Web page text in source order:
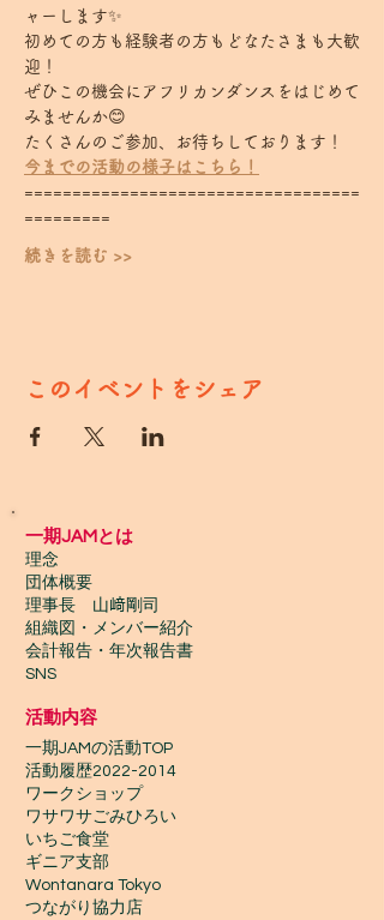
ャーします✨
初めての方も経験者の方もどなたさまも大歓
迎！
ぜひこの機会にアフリカンダンスをはじめて
みませんか😊
たくさんのご参加、お待ちしております！
今までの活動の様子はこちら！
===================================
=========
続きを読む >>
このイベントをシェア
一期JAMとは
理念
団体概要
理事長 山﨑剛司
組織図・メンバー紹介
会計報告​・年次報告書
SNS
活動内容
一期JAMの活動TOP
​活動履歴2022-2014
ワークショップ
ワサワサごみひろい
いちご食堂
ギニア支部
Wontanara Tokyo
​つながり協力店